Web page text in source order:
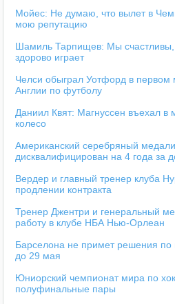
Мойес: Не думаю, что вылет в
мою репутацию
Шамиль Тарпищев: Мы
здорово играет
Челси обыграл Уотфорд в первом
Англии по футболу
Даниил Квят: Магнуссен въехал в
колесо
Американский серебряный
дисквалифицирован на 4 года за
Вердер и главный тренер клуба
продлении контракта
Тренер Джентри и генеральный
работу в клубе НБА Нью-Орлеан
Барселона не примет решения по
до 29 мая
Юниорский чемпионат мира по
полуфинальные пары